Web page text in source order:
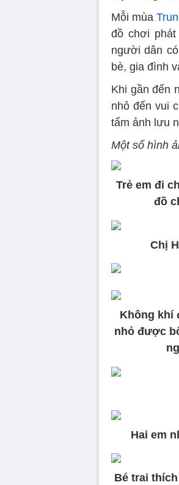
Mỗi mùa
đồ chơi
người dân
bè, gia đình
Khi gần đến
nhỏ đến vui
tấm ảnh lưu
Một số hình
Trẻ em đi
đồ
Chị
Không khí
nhỏ được
Hai em
Bé trai